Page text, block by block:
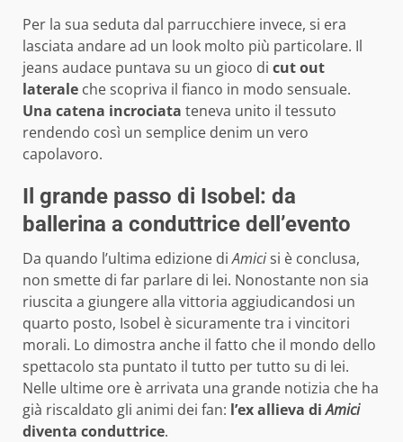
Per la sua seduta dal parrucchiere invece, si era
lasciata andare ad un look molto più particolare. Il
jeans audace puntava su un gioco di cut out
laterale che scopriva il fianco in modo sensuale.
Una catena incrociata teneva unito il tessuto
rendendo così un semplice denim un vero
capolavoro.
Il grande passo di Isobel: da
ballerina a conduttrice dell’evento
Da quando l’ultima edizione diAmicisi è conclusa,
non smette di far parlare di lei. Nonostante non sia
riuscita a giungere alla vittoria aggiudicandosi un
quarto posto, Isobel è sicuramente tra i vincitori
morali. Lo dimostra anche il fatto che il mondo dello
spettacolo sta puntato il tutto per tutto su di lei.
Nelle ultime ore è arrivata una grande notizia che ha
già riscaldato gli animi dei fan: l’ex allieva diAmici
diventa conduttrice.